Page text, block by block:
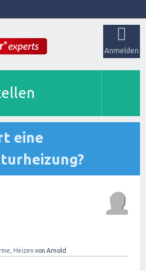
Anmelden
eine
Heizen von Arnold